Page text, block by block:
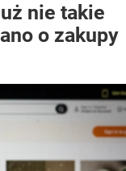
nie takie
o zakupy